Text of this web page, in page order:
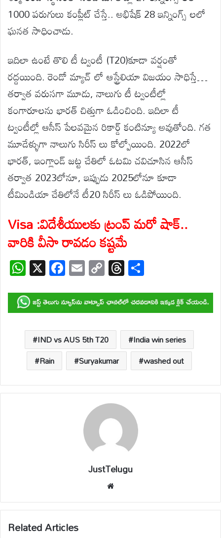
1000 పరుగులు కంప్లీట్ చేస్తే.. అభిషేక్ 28 ఇన్నింగ్స్ లలో
ఘనత సాధించాడు.
ఇదిలా ఉంటే తొలి టీ ట్వంటీ (T20)కూడా వర్షంతో
రద్దయింది. రెండో మ్యాచ్ లో ఆస్ట్రేలియా విజయం సాధిస్తే…
తర్వాత వరుసగా మూడు, నాలుగు టీ ట్వంటీల్లో
కంగారూలను భారత్ చిత్తుగా ఓడించింది. ఇదిలా టీ
ట్వంటీల్లో ఆసీస్ పేలవమైన రికార్డ్ కంటిన్యూ అవుతోంది. గత
మూడేళ్ళుగా నాలుగు సిరీస్ లు కోల్పోయింది. 2022లో
భారత్, ఇంగ్లాండ్ జట్ట చేతిలో ఓటమి చవిచూసిన ఆసీస్
తర్వాత 2023లోనూ, ఇప్పుడు 2025లోనూ కూడా
టీమిండియా చేతిలోనే టీ20 సిరీస్ లు ఓడిపోయింది.
Visa :విదేశీయులకు ట్రంప్ మరో షాక్..
వారికి వీసా రావడం కష్టమే
W
h
at
s
A
p
p
X F
ac
e
b
o
o
k
E
m
ail
C
o
p
y
Li
n
k
T
hr
e
a
d
s
ar
e
IND vs AUS 5th T20
India win series
Rain
Suryakumar washed out
JustTelugu
bsi
te
Related Articles